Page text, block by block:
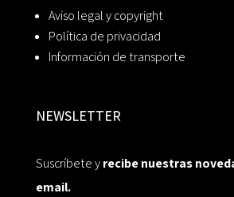
Aviso legal y copyright
Política de privacidad
Información de transporte
NEWSLETTER
Suscríbete yrecibe nuestras
email.